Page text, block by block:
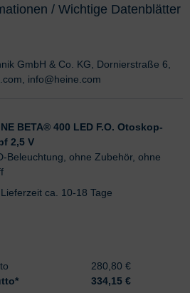
/ Wichtige Datenblätter
GmbH & Co. KG, Dornierstraße 6,
info@heine.com
BETA® 400 LED F.O. Otoskop-
2,5 V
Beleuchtung, ohne Zubehör, ohne
Lieferzeit ca. 10-18 Tage
280,80 €
334,15 €